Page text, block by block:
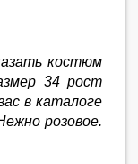
костюм
34 рост
в каталоге
розовое.